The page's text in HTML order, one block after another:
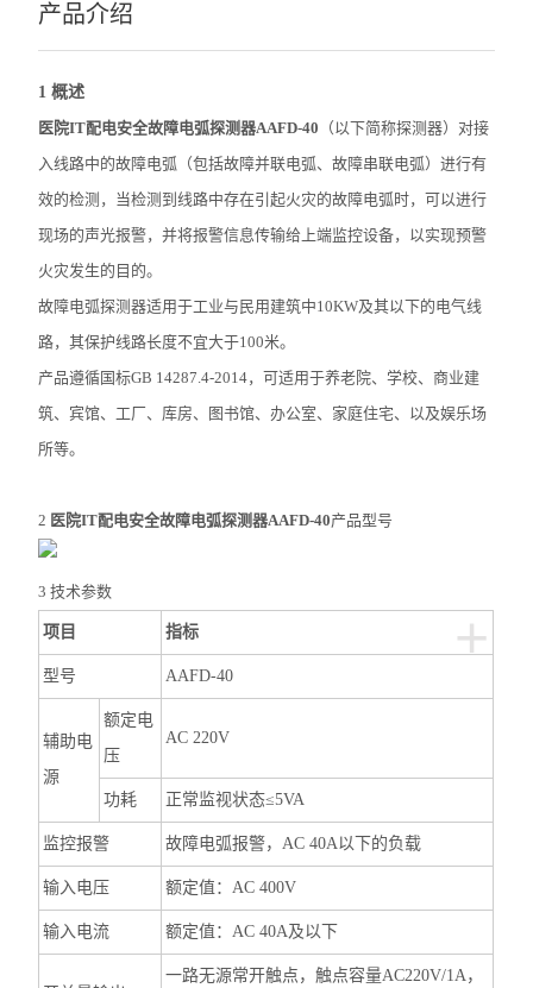
产品介绍
1 概述
医院IT配电安全故障电弧探测器AAFD-40 （以下简称探测器）对接
入线路中的故障电弧（包括故障并联电弧、故障串联电弧）进行有
效的检测，当检测到线路中存在引起火灾的故障电弧时，可以进行
现场的声光报警，并将报警信息传输给上端监控设备，以实现预警
火灾发生的目的。
故障电弧探测器适用于工业与民用建筑中10KW及其以下的电气线
路，其保护线路长度不宜大于100米。
产品遵循国标GB 14287.4-2014，可适用于养老院、学校、商业建
筑、宾馆、工厂、库房、图书馆、办公室、家庭住宅、以及娱乐场
所等。
2 医院IT配电安全故障电弧探测器AAFD-40产品型号
3 技术参数
+
项目 指标
型号 AAFD-40
辅助电
源
额定电
压
AC 220V
功耗 正常监视状态≤5VA
监控报警 故障电弧报警，AC 40A以下的负载
输入电压 额定值：AC 400V
输入电流 额定值：AC 40A及以下
一路无源常开触点，触点容量AC220V/1A，